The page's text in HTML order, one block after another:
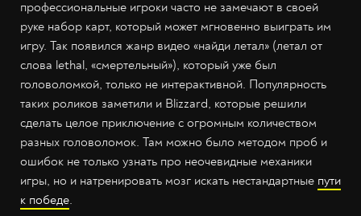
профессиональные игроки часто не замечают в своей
руке набор карт, который может мгновенно выиграть им
игру. Так появился жанр видео «найди летал» (летал от
слова lethal, «смертельный»), который уже был
головоломкой, только не интерактивной. Популярность
таких роликов заметили и Blizzard, которые решили
сделать целое приключение с огромным количеством
разных головоломок. Там можно было методом проб и
ошибок не только узнать про неочевидные механики
игры, но и натренировать мозг искать нестандартные пути
к победе.